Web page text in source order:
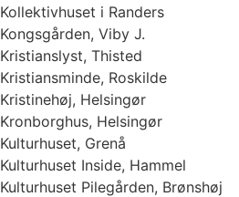
Kollektivhuset i Randers
Kongsgården, Viby J.
Kristianslyst, Thisted
Kristiansminde, Roskilde
Kristinehøj, Helsingør
Kronborghus, Helsingør
Kulturhuset, Grenå
Kulturhuset Inside, Hammel
Kulturhuset Pilegården, Brønshøj